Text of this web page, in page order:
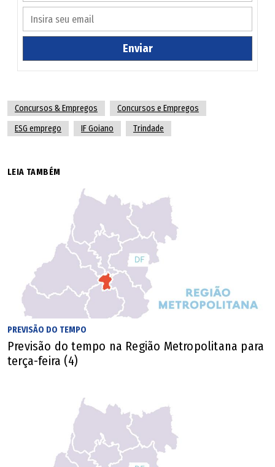
Enviar
Concursos & Empregos
Concursos e Empregos
ESG emprego
IF Goiano Trindade
LEIA TAMBÉM
PREVISÃO DO TEMPO
Previsão do tempo na Região Metropolitana para
terça-feira (4)